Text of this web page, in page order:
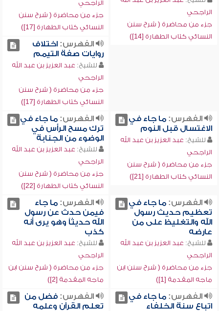
الراجحي
جزء من محاضرة ( شرح سنن
النسائي كتاب الطهارة [14])
الراجحي
جزء من محاضرة ( شرح سنن
النسائي كتاب الطهارة [17])
الفهرس:اختلاف
روايات صفة التيمم
للشيخ: عبد العزيز بن عبد الله
الراجحي
جزء من محاضرة ( شرح سنن
النسائي كتاب الطهارة [17])
الفهرس:ما جاء في
الاغتسال قبل النوم
للشيخ: عبد العزيز بن عبد الله
الراجحي
جزء من محاضرة ( شرح سنن
النسائي كتاب الطهارة [21])
الفهرس:ما جاء في
ترك مسح الرأس في
الوضوء من الجنابة
للشيخ: عبد العزيز بن عبد الله
الراجحي
جزء من محاضرة ( شرح سنن
النسائي كتاب الطهارة [22])
الفهرس:ما جاء في
تعظيم حديث رسول
الله والتغليظ على من
عارضه
للشيخ: عبد العزيز بن عبد الله
الراجحي
جزء من محاضرة ( شرح سنن ابن
ماجه المقدمة [1])
الفهرس:ما جاء
فيمن حدث عن رسول
الله حديثاً وهو يرى أنه
كذب
للشيخ: عبد العزيز بن عبد الله
الراجحي
جزء من محاضرة ( شرح سنن ابن
ماجه المقدمة [2])
الفهرس:ما جاء في
اتباع سنة الخلفاء
الفهرس:فضل من
تعلم القرآن وعلمه